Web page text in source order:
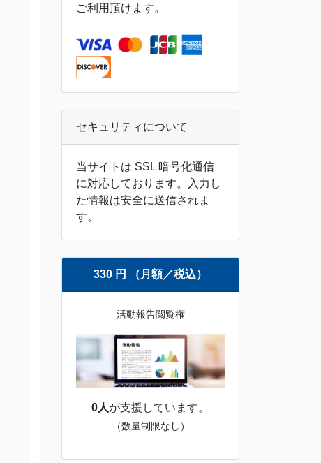
ご利用頂けます。
セキュリティについて
当サイトは SSL 暗号化通信
に対応しております。入力し
た情報は安全に送信されま
す。
330 円 （月額／税込）
活動報告閲覧権
0人が支援しています。
（数量制限なし）